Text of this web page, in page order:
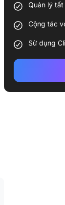
Quản lý
Cộng tác
Sử dụng